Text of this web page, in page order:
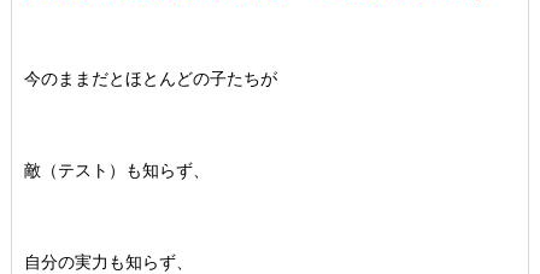
今のままだとほとんどの子たちが
敵（テスト）も知らず、
自分の実力も知らず、